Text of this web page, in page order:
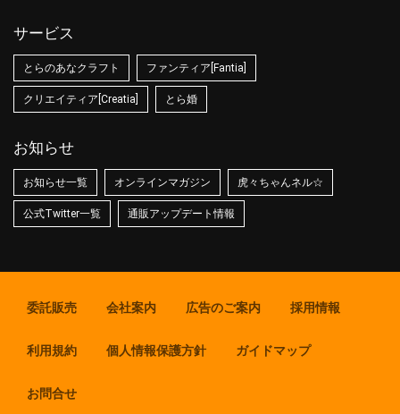
サービス
とらのあなクラフト ファンティア[Fantia]
クリエイティア[Creatia] とら婚
お知らせ
お知らせ一覧 オンラインマガジン 虎々ちゃんネル☆
公式Twitter一覧 通販アップデート情報
委託販売 会社案内 広告のご案内 採用情報
利用規約 個人情報保護方針 ガイドマップ
お問合せ